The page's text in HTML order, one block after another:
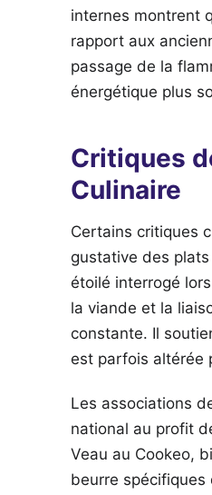
internes montrent
rapport aux
passage de la
énergétique plus
Critiques
Culinaire
Certains critiques
gustative des
étoilé interrogé
la viande et la
constante. Il
est parfois altérée
Les associations
national au profit
Veau au Cookeo,
beurre